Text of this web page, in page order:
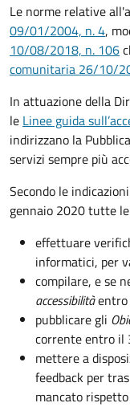
Le norme relative
09/01/2004, n. 4,
10/08/2018, n. 106
comunitaria 26/10/
In attuazione della
le Linee guida
indirizzano la
servizi sempre più
Secondo le
gennaio 2020 tutte
effettuare
informatici, per
compilare, e se
accessibilità
pubblicare gli
corrente entro il
mettere a
feedback per
mancato